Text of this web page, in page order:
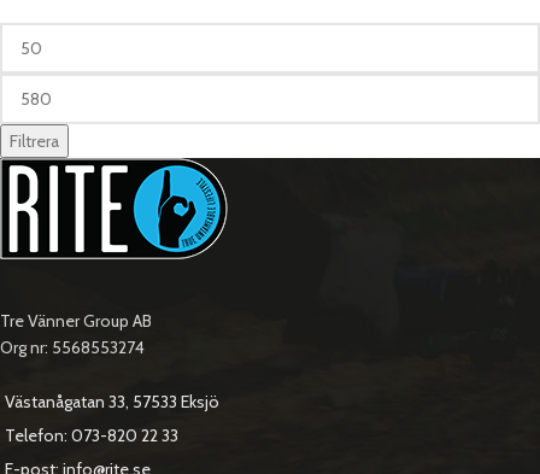
Filtrera
Tre Vänner Group AB
Org nr: 5568553274
Västanågatan 33, 57533 Eksjö
Telefon: 073-820 22 33
E-post: info@rite.se